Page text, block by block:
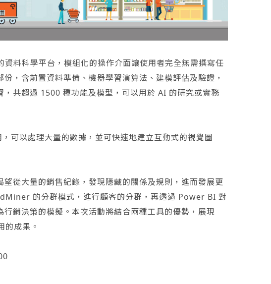
料科學平台，模組化的操作介面讓使用者完全無需撰寫任
，含前置資料準備、機器學習演算法、建模評估及驗證，
共超過 1500 種功能及模型，可以用於 AI 的研究或實務
可以處理大量的數據，並可快速地建立互動式的視覺圖
從大量的銷售紀錄，發現隱藏的關係及規則，進而發展更
的分群模式，進行顧客的分群，再透過 Power BI 對
銷決策的模擬。本次活動將結合兩種工具的優勢，展現
成果。